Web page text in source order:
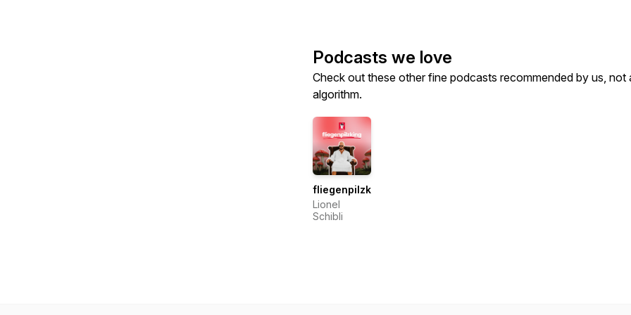
Podcasts we love
Check out these other fine podcasts recommended by us, not
algorithm.
fliegenpilzking
Lionel
Schibli